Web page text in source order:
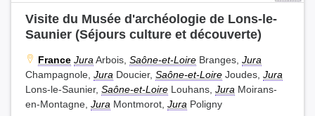
Visite du Musée d'archéologie de Lons-le-
Saunier (Séjours culture et découverte)
France Jura Arbois, Saône-et-Loire Branges, Jura
Champagnole, Jura Doucier, Saône-et-Loire Joudes, Jura
Lons-le-Saunier, Saône-et-Loire Louhans, Jura Moirans-
en-Montagne, Jura Montmorot, Jura Poligny